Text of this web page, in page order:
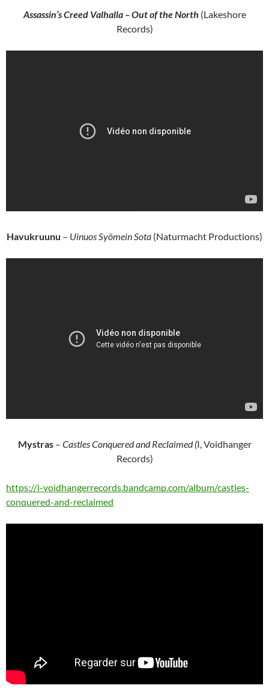
Assassin’s Creed Valhalla – Out of the North (Lakeshore
Records)
Havukruunu – Uinuos Syömein Sota (Naturmacht Productions)
Mystras– Castles Conquered and Reclaimed (I, Voidhanger
Records)
https://i-voidhangerrecords.bandcamp.com/album/castles-
conquered-and-reclaimed